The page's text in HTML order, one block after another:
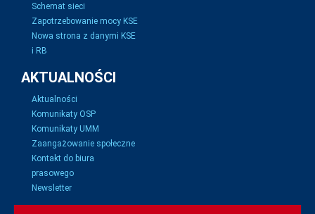
Schemat sieci
Zapotrzebowanie mocy KSE
Nowa strona z danymi KSE
i RB
AKTUALNOŚCI
Aktualności
Komunikaty OSP
Komunikaty UMM
Zaangażowanie społeczne
Kontakt do biura
prasowego
Newsletter